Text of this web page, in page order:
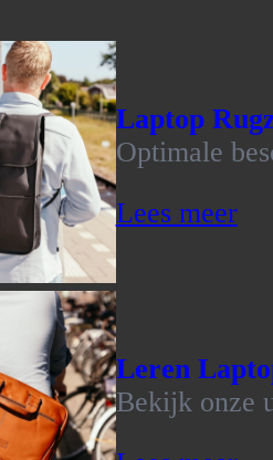
Laptop
Optimale
Lees meer
Leren
Bekijk onze